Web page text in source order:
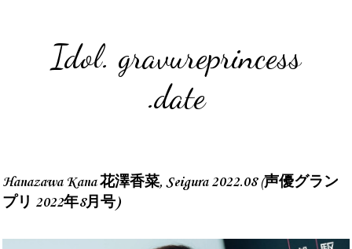
Idol. gravureprincess
.date
Hanazawa Kana 花澤香菜, Seigura 2022.08 (声優グラン
プリ 2022年8月号)